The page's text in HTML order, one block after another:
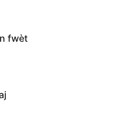
fwèt